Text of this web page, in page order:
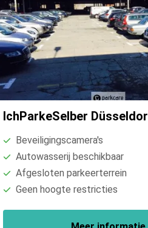
IchParkeSelber
Beveiligingscamera's
Autowasserij beschikbaar
Afgesloten parkeerterrein
Geen hoogte restricties